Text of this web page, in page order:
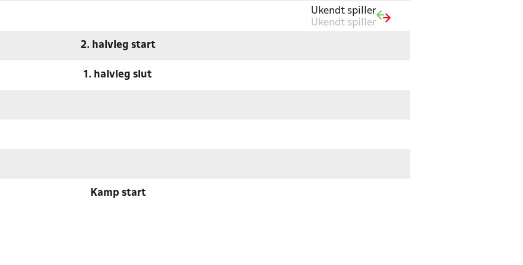
Ukendt spiller
Ukendt spiller
2. halvleg start
1. halvleg slut
Kamp start